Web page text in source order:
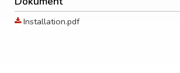
Installation.pdf